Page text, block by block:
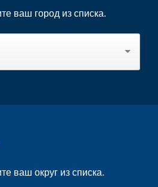
ваш город из списка.
ваш округ из списка.